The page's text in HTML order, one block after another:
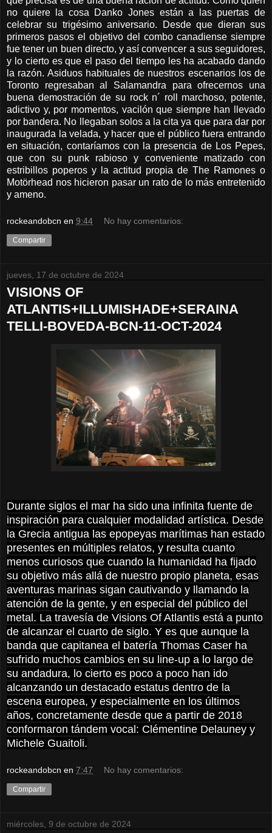
no quiere la cosa Danko Jones están a las puertas de
celebrar su trigésimo aniversario. Desde que dieran sus
primeros pasos el objetivo del combo canadiense siempre
fue tener un buen directo, y así convencer a sus seguidores,
y lo cierto es que el paso del tiempo les ha acabado dando
la razón. Asiduos habituales de nuestros escenarios los de
Toronto regresaban al Salamandra para ofrecernos una
buena demostración de su rock n´ roll marchoso, potente,
adictivo y, por momentos, vacilón que siempre han llevado
por bandera. No llegaban solos a la cita ya que para dar por
inaugurada la velada, y hacer que el público fuera entrando
en situación, contaríamos con la presencia de Los Pepes,
que con su punk rabioso y conveniente matizado con
estribillos poperos y la actitud propia de The Ramones o
Motörhead nos hicieron pasar un rato de lo más entretenido
y ameno.
rockeandobcn en 9:44 No hay comentarios:
Compartir
jueves, 17 de octubre de 2024
VISIONS OF
ATLANTIS+ILLUMISHADE+SERAINA
TELLI-BOVEDA-BCN-11-OCT-2024
Durante siglos el mar ha sido una infinita fuente de
inspiración para cualquier modalidad artística. Desde
la Grecia antigua las epopeyas marítimas han estado
presentes en múltiples relatos, y resulta cuanto
menos curiosos que cuando la humanidad ha fijado
su objetivo más allá de nuestro propio planeta, esas
aventuras marinas sigan cautivando y llamando la
atención de la gente, y en especial del público del
metal. La travesía de Visions Of Atlantis está a punto
de alcanzar el cuarto de siglo. Y es que aunque la
banda que capitanea el batería Thomas Caser ha
sufrido muchos cambios en su line-up a lo largo de
su andadura, lo cierto es poco a poco han ido
alcanzando un destacado estatus dentro de la
escena europea, y especialmente en los últimos
años, concretamente desde que a partir de 2018
conformaron tándem vocal: Clémentine Delauney y
Michele Guaitoli.
rockeandobcn en 7:47 No hay comentarios:
Compartir
miércoles, 9 de octubre de 2024